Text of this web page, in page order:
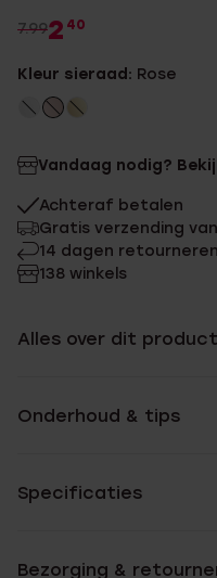
7.992 40
Kleur sieraad: Rose
Vandaag nodig?
Achteraf betalen
Gratis verzending
14 dagen retourneren
138 winkels
Alles over dit product
Onderhoud & tips
Specificaties
Bezorging &